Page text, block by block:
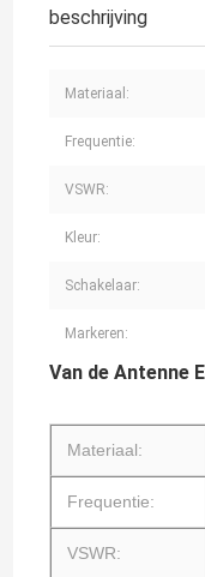
beschrijving
Materiaal:
Frequentie:
VSWR:
Kleur:
Schakelaar:
Markeren:
Van de Antenne
Materiaal:
Frequentie:
VSWR: